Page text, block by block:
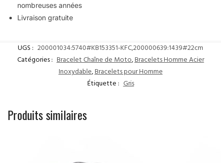
nombreuses années
Livraison gratuite
UGS : 200001034:5740#KB153351-KFC,200000639:1439#22cm
Catégories : Bracelet Chaîne de Moto,Bracelets Homme Acier
Inoxydable,Bracelets pour Homme
Étiquette : Gris
Produits similaires